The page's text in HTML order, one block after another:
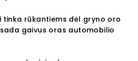
rūkantiems dėl gryno oro
gaivus oras automobilio